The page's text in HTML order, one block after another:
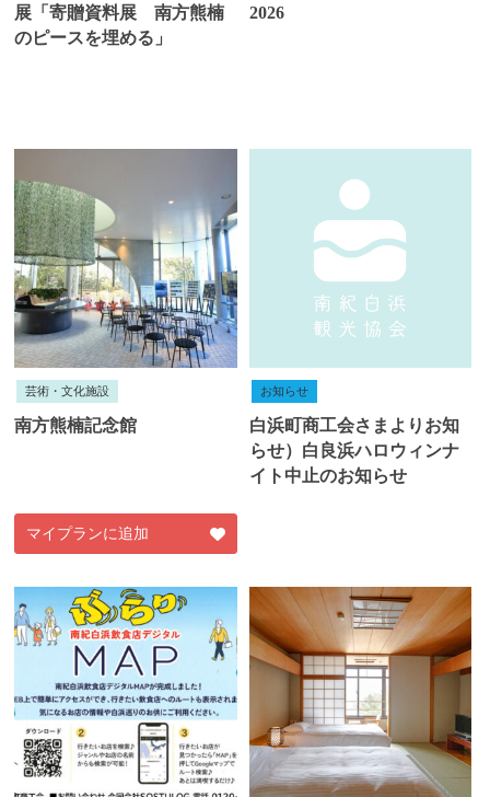
展「寄贈資料展 南方熊楠
のピースを埋める」
2026
芸術・文化施設
南方熊楠記念館
マイプランに追加
お知らせ
白浜町商工会さまよりお知
らせ）白良浜ハロウィンナ
イト中止のお知らせ